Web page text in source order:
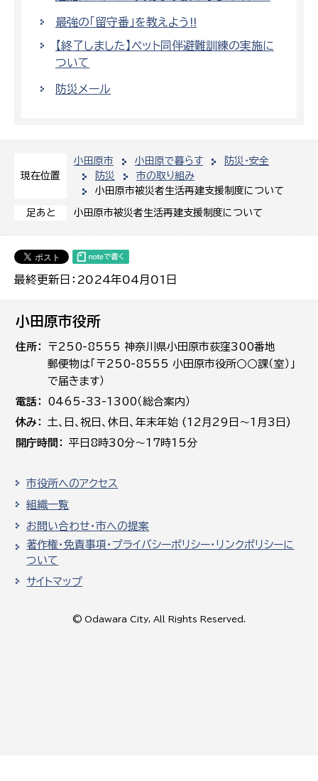
現在位置
小田原市 小田原で暮らす
防災・安全
防災
市の取り組み
小田原市被災者生活再建支援制度について
足あと 小田原市被災者生活再建支援制度について
最終更新日：2024年04月01日
最強の「留守番」を教えよう!!
【終了しました】ペット同伴避難訓練の実施に
ついて
防災メール
小田原市役所
住所
〒250-8555 神奈川県小田原市荻窪300番地
郵便物は「〒250-8555 小田原市役所○○課（室）」
で届きます）
電話
0465-33-1300（総合案内）
休み
土､日､祝日、休日、年末年始 (12月29日～1月3日)
開庁時間
平日8時30分～17時15分
市役所へのアクセス
組織一覧
お問い合わせ・市への提案
著作権・免責事項・プライバシーポリシー・リンクポリシーに
ついて
サイトマップ
© Odawara City, All Rights Reserved.